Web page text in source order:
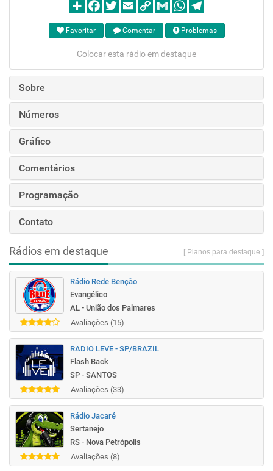
Favoritar Comentar Problemas
Colocar esta rádio em destaque
Sobre
Números
Gráfico
Comentários
Programação
Contato
Rádios em destaque [ Planos para destaque ]
Rádio Rede Benção
Evangélico
AL - União dos Palmares
Avaliações (15)
RADIO LEVE - SP/BRAZIL
Flash Back
SP - SANTOS
Avaliações (33)
Rádio Jacaré
Sertanejo
RS - Nova Petrópolis
Avaliações (8)